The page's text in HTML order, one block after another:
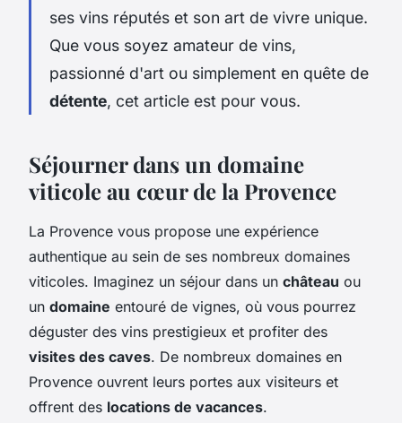
ses vins réputés et son art de vivre unique.
Que vous soyez amateur de vins,
passionné d'art ou simplement en quête de
détente, cet article est pour vous.
Séjourner dans un domaine
viticole au cœur de la Provence
La Provence vous propose une expérience
authentique au sein de ses nombreux domaines
viticoles. Imaginez un séjour dans un château ou
un domaine entouré de vignes, où vous pourrez
déguster des vins prestigieux et profiter des
visites des caves. De nombreux domaines en
Provence ouvrent leurs portes aux visiteurs et
offrent des locations de vacances.